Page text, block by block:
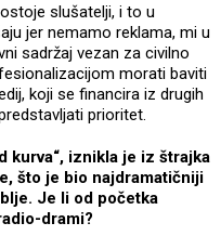
slušatelji, i to u
jer nemamo reklama, mi u
sadržaj vezan za civilno
morati baviti
koji se financira iz drugih
prioritet.
kurva“, iznikla je iz štrajka
što je bio najdramatičniji
Je li od početka
drami?